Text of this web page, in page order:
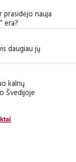
prasidėjo nauja
era?
daugiau jų
kalnų
Švedijoje